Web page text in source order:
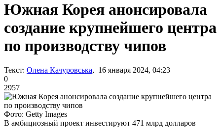
Южная Корея анонсировала
создание крупнейшего центра
по производству чипов
Текст: Олена Качуровська, 16 января 2024, 04:23
0
2957
Фото: Getty Images
В амбициозный проект инвестируют 471 млрд долларов